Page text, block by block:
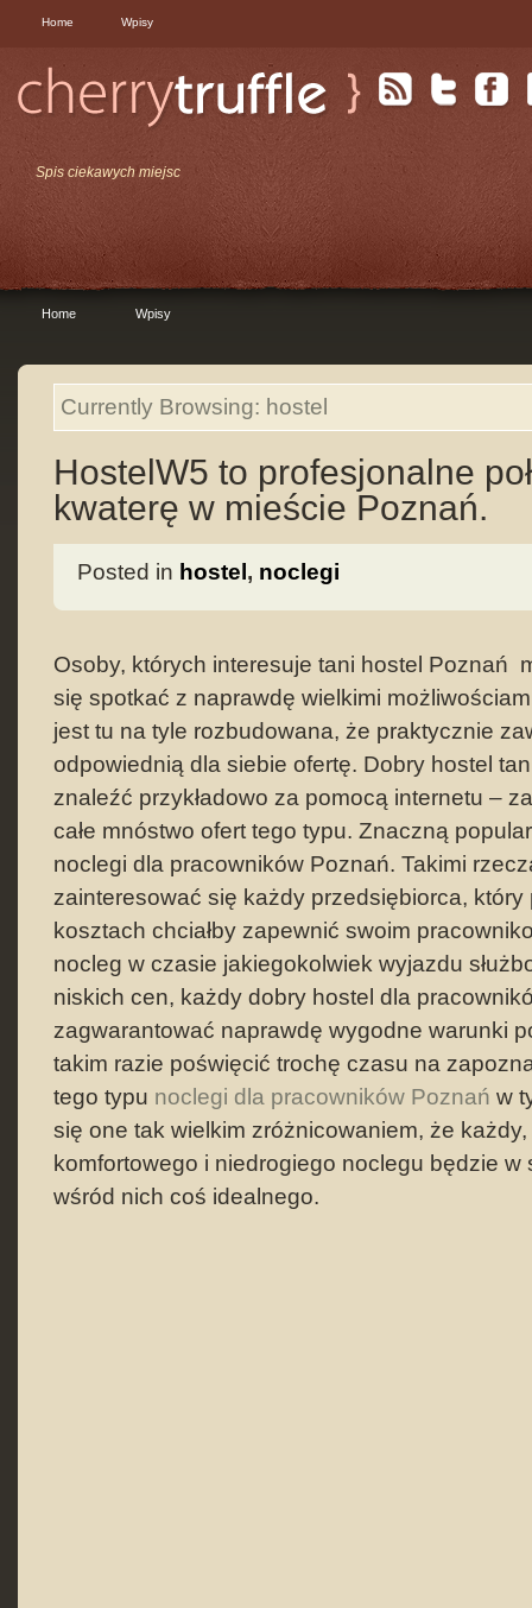
Home Wpisy
Spis ciekawych miejsc
Home Wpisy
Currently Browsing: hostel
HostelW5 to profesjonalne
kwaterę w mieście Poznań.
Posted in hostel , noclegi
Osoby, których interesuje tani hostel Poznań
się spotkać z naprawdę wielkimi
jest tu na tyle rozbudowana, że praktycznie
odpowiednią dla siebie ofertę. Dobry hostel
znaleźć przykładowo za pomocą internetu –
całe mnóstwo ofert tego typu. Znaczną
noclegi dla pracowników Poznań. Takimi
zainteresować się każdy przedsiębiorca, który
kosztach chciałby zapewnić swoim
nocleg w czasie jakiegokolwiek wyjazdu
niskich cen, każdy dobry hostel dla
zagwarantować naprawdę wygodne warunki
takim razie poświęcić trochę czasu na
tego typu noclegi dla pracowników Poznań w
się one tak wielkim zróżnicowaniem, że
komfortowego i niedrogiego noclegu będzie w
wśród nich coś idealnego.